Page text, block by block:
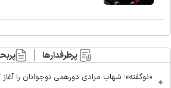
پرطرفدارها
«نوگفته»؛ شهاب مرادی دورهمی نوجوانان را آغاز